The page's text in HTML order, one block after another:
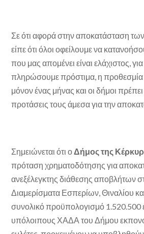
Σε ότι αφορά στην αποκατάσταση
είπε ότι όλοι οφείλουμε να
που μας απομένει είναι ελάχιστος,
πληρώσουμε πρόστιμα, η προθεσμία
μόνον ένας μήνας και οι δήμοι
προτάσεις τους άμεσα για την
Σημειώνεται ότι ο Δήμος της
πρόταση χρηματοδότησης για
ανεξέλεγκτης διάθεσης αποβλήτων
Διαμερίσματα Εσπερίων, Θιναλίου
συνολικό προϋπολογισμό 1.520.500
υπόλοιπους ΧΑΔΑ του Δήμου